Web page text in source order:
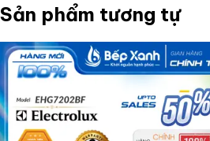
Sản phẩm tương tự